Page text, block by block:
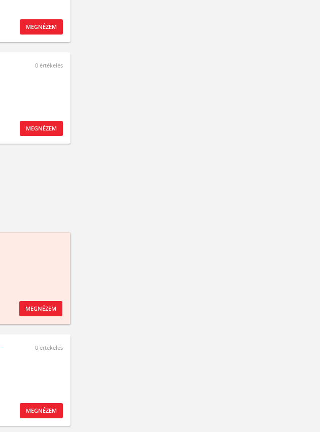
MEGNÉZEM
0 értékelés
MEGNÉZEM
MEGNÉZEM
0 értékelés
MEGNÉZEM